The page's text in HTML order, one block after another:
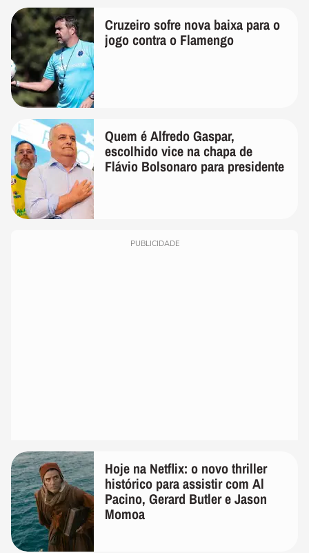
Cruzeiro sofre nova baixa para o
jogo contra o Flamengo
Quem é Alfredo Gaspar,
escolhido vice na chapa de
Flávio Bolsonaro para presidente
PUBLICIDADE
Hoje na Netflix: o novo thriller
histórico para assistir com Al
Pacino, Gerard Butler e Jason
Momoa